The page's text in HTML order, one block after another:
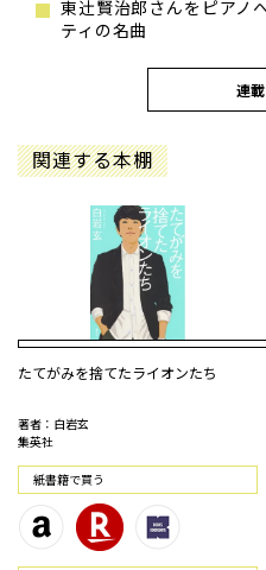
東辻󠄀賢治郎さんをピアノ
ティの名曲
連
関連する本棚
たてがみを捨てたライオンたち
著者：白岩玄
集英社
紙書籍で買う